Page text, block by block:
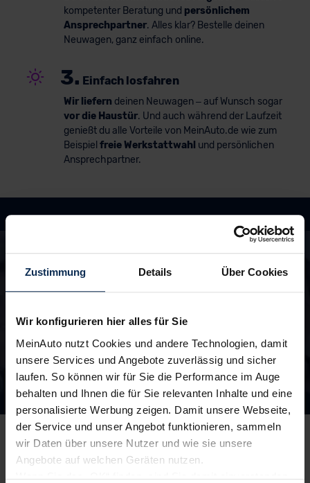
Zustimmung Details Über Cookies
Wir konfigurieren hier alles für Sie
MeinAuto nutzt Cookies und andere Technologien, damit
unsere Services und Angebote zuverlässig und sicher
laufen. So können wir für Sie die Performance im Auge
behalten und Ihnen die für Sie relevanten Inhalte und eine
personalisierte Werbung zeigen. Damit unsere Webseite,
der Service und unser Angebot funktionieren, sammeln
wir Daten über unsere Nutzer und wie sie unsere
Angebote auf welchen Geräten nutzen.
Wenn Sie das „OK“ finden, sind Sie damit einverstanden
kompetenter Beratung und persönlichem
Ansprechpartner. Alles klar? Bestelle deinen
Neuwagen, ganz einfach online.
3. Einfach losfahren
Wir liefern deinen Neuwagen – auf Wunsch sogar
vor die Haustür. Und auch während der Laufzeit
genießt du alle Vorteile von MeinAuto.de wie zum
Beispiel freie Werkstattwahl und persönlichen
Ansprechpartner.
In unseren FAQ findest du Antworten rund um
die Themen Fahrzeuge, Finanzierung und
Unsere Top Marken